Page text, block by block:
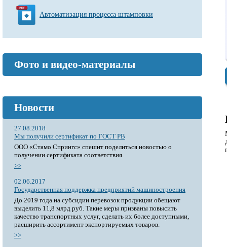
Автоматизация процесса штамповки
Фото и видео-материалы
Новости
27.08.2018
Мы получили сертификат по ГОСТ РВ
ООО «Стамо Спрингс» спешит поделиться новостью о
получении сертификата соответствия.
>>
02.06.2017
Государственная поддержка предприятий машиностроения
До 2019 года на субсидии перевозок продукции обещают
выделить 11,8 млрд руб. Такие меры призваны повысить
качество транспортных услуг, сделать их более доступными,
расширить ассортимент экспортируемых товаров.
>>